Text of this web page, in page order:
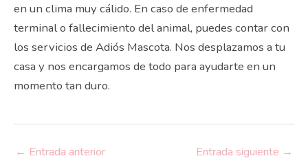
en un clima muy cálido. En caso de enfermedad
terminal o fallecimiento del animal, puedes contar con
los servicios de Adiós Mascota. Nos desplazamos a tu
casa y nos encargamos de todo para ayudarte en un
momento tan duro.
← Entrada anterior Entrada siguiente →